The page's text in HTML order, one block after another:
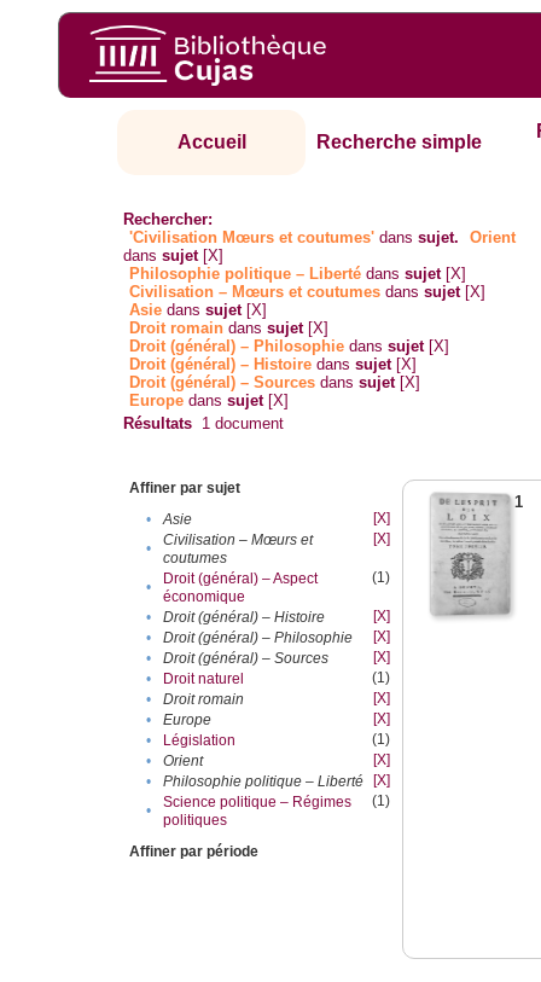
Accueil Recherche simple
Rechercher:
'Civilisation Mœurs et coutumes' danssujet.
Orient
danssujet [X]
Philosophie politique – Liberté danssujet [X]
Civilisation – Mœurs et coutumes danssujet [X]
Asie danssujet [X]
Droit romain danssujet [X]
Droit (général) – Philosophie danssujet [X]
Droit (général) – Histoire danssujet [X]
Droit (général) – Sources danssujet [X]
Europe danssujet [X]
Résultats 1 document
Affiner par sujet
•
Asie
[X]
•
Civilisation – Mœurs et
coutumes
[X]
•
Droit (général) – Aspect
économique
(1)
• Droit (général) – Histoire
[X]
•
Droit (général) – Philosophie
[X]
•
Droit (général) – Sources
[X]
•
Droit naturel
(1)
•
Droit romain
[X]
•
Europe
[X]
•
Législation
(1)
•
Orient
[X]
•
Philosophie politique – Liberté
[X]
•
Science politique – Régimes
politiques
(1)
Affiner par période
1